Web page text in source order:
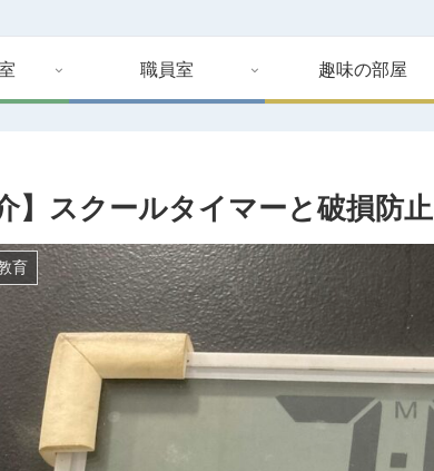
職員室 趣味の部屋
】スクールタイマーと破損防止
育